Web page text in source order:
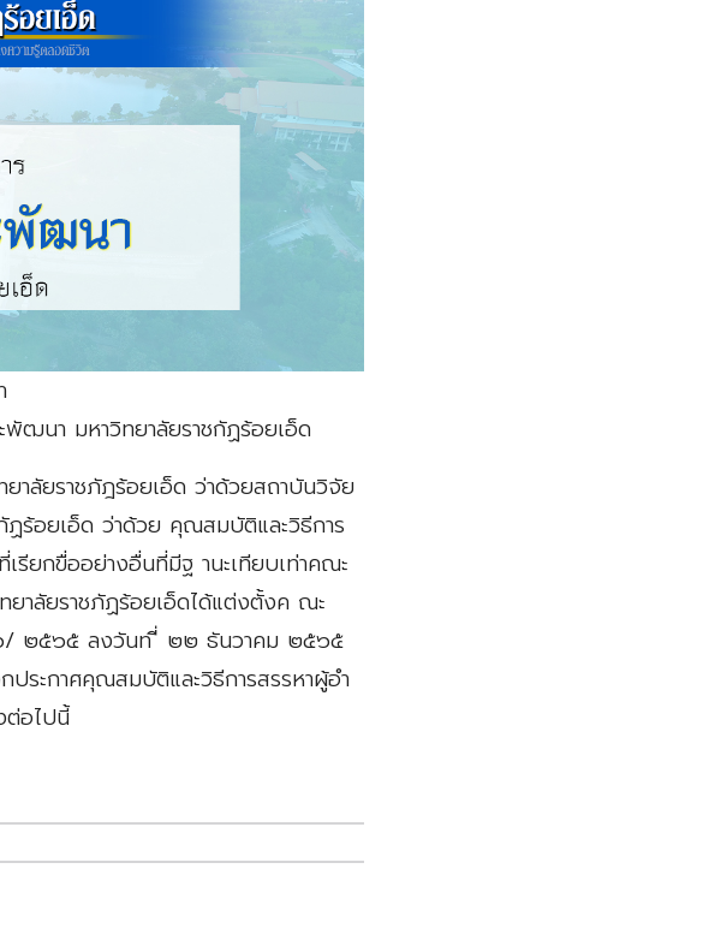
ฒนา มหาวิทยาลัยราชกัฏร้อยเอ็ด
าลัยราชภัฎร้อยเอ็ด ว่าด้วยสถาบันวิจัย
ร้อยเอ็ด ว่าด้วย คุณสมบัติและวิธีการ
รียกขื่ออย่างอื่นที่มีฐ านะเทียบเท่าคณะ
ลัยราชภัฏร้อยเอ็ดได้แต่งตั้งค ณะ
/ ๒๕๖๕ ลงวันท ี่ ๒๒ ธันวาคม ๒๕๖๕
ระกาศคุณสมบัติและวิธีการสรรหาผู้อำ
ต่อไปนี้